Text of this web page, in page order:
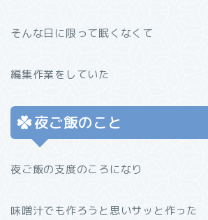
そんな日に限って眠くなくて
編集作業をしていた
夜ご飯のこと
夜ご飯の支度のころになり
味噌汁でも作ろうと思いサッと作った